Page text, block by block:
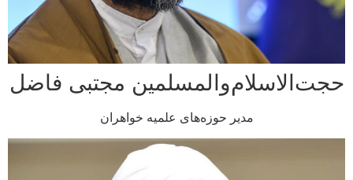
مجتبی فاضل
مدیر حوزه‌های علمیه خواهران